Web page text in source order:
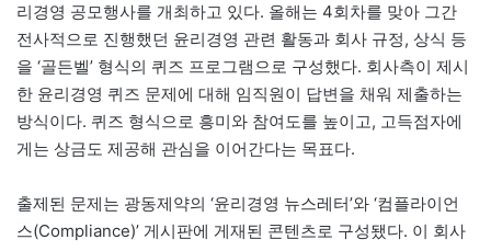
리경영 공모행사를 개최하고 있다. 올해는 4회차를 맞아 그간
전사적으로 진행했던 윤리경영 관련 활동과 회사 규정, 상식 등
을 ‘골든벨’ 형식의 퀴즈 프로그램으로 구성했다. 회사측이 제시
한 윤리경영 퀴즈 문제에 대해 임직원이 답변을 채워 제출하는
방식이다. 퀴즈 형식으로 흥미와 참여도를 높이고, 고득점자에
게는 상금도 제공해 관심을 이어간다는 목표다.
출제된 문제는 광동제약의 ‘윤리경영 뉴스레터’와 ‘컴플라이언
스(Compliance)’ 게시판에 게재된 콘텐츠로 구성됐다. 이 회사